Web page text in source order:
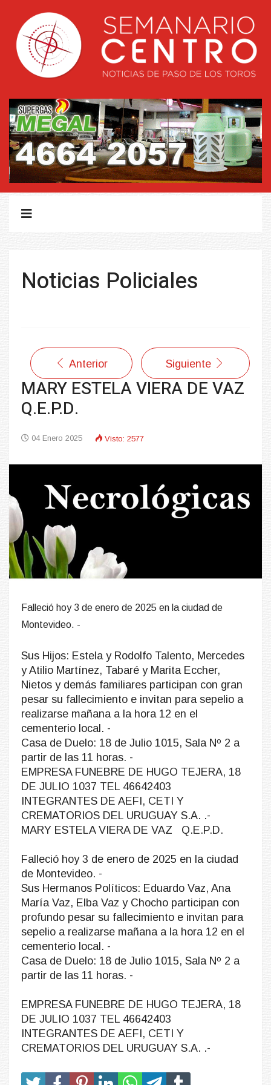
Noticias Policiales
Anterior Siguiente
MARY ESTELA VIERA DE VAZ
Q.E.P.D.
04 Enero 2025 Visto: 2577
Falleció hoy 3 de enero de 2025 en la ciudad de
Montevideo. -
Sus Hijos: Estela y Rodolfo Talento, Mercedes
y Atilio Martínez, Tabaré y Marita Eccher,
Nietos y demás familiares participan con gran
pesar su fallecimiento e invitan para sepelio a
realizarse mañana a la hora 12 en el
cementerio local. -
Casa de Duelo: 18 de Julio 1015, Sala Nº 2 a
partir de las 11 horas. -
EMPRESA FUNEBRE DE HUGO TEJERA, 18
DE JULIO 1037 TEL 46642403
INTEGRANTES DE AEFI, CETI Y
CREMATORIOS DEL URUGUAY S.A. .-
MARY ESTELA VIERA DE VAZ Q.E.P.D.
Falleció hoy 3 de enero de 2025 en la ciudad
de Montevideo. -
Sus Hermanos Políticos: Eduardo Vaz, Ana
María Vaz, Elba Vaz y Chocho participan con
profundo pesar su fallecimiento e invitan para
sepelio a realizarse mañana a la hora 12 en el
cementerio local. -
Casa de Duelo: 18 de Julio 1015, Sala Nº 2 a
partir de las 11 horas. -
EMPRESA FUNEBRE DE HUGO TEJERA, 18
DE JULIO 1037 TEL 46642403
INTEGRANTES DE AEFI, CETI Y
CREMATORIOS DEL URUGUAY S.A. .-